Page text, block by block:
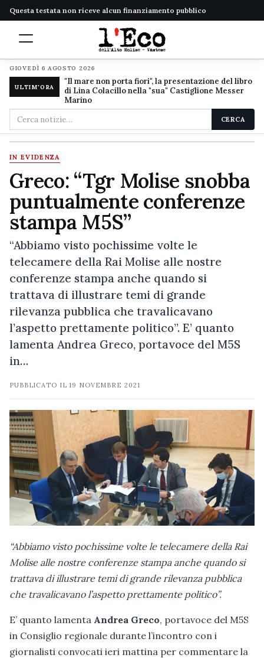
Questa testata non riceve alcun finanziamento pubblico
GIOVEDÌ 6 AGOSTO 2026
ULTIM'ORA
"Il mare non porta fiori", la presentazione del libro
di Lina Colacillo nella "sua" Castiglione Messer
Marino
Cerca
nel
sito
CERCA
IN EVIDENZA
Greco: “Tgr Molise snobba
puntualmente conferenze
stampa M5S”
“Abbiamo visto pochissime volte le
telecamere della Rai Molise alle nostre
conferenze stampa anche quando si
trattava di illustrare temi di grande
rilevanza pubblica che travalicavano
l’aspetto prettamente politico”. E’ quanto
lamenta Andrea Greco, portavoce del M5S
in…
PUBBLICATO IL19 NOVEMBRE 2021
“Abbiamo visto pochissime volte le telecamere della Rai
Molise alle nostre conferenze stampa anche quando si
trattava di illustrare temi di grande rilevanza pubblica
che travalicavano l’aspetto prettamente politico”.
E’ quanto lamenta Andrea Greco, portavoce del M5S
in Consiglio regionale durante l’incontro con i
giornalisti convocati ieri mattina per commentare la